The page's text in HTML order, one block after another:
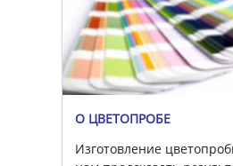
О ЦВЕТОПРОБЕ
Изготовление